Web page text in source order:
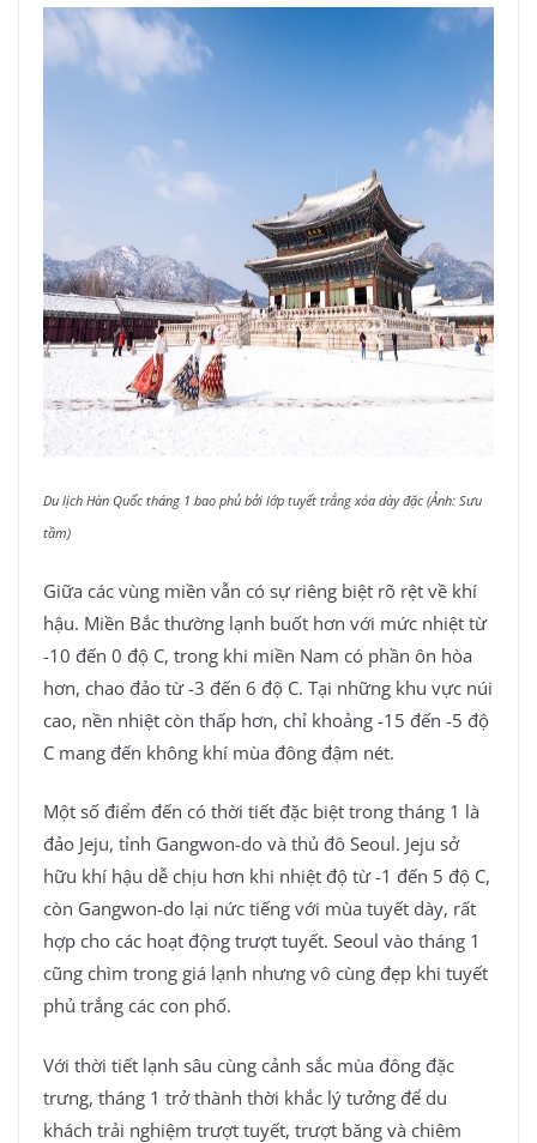
Du lịch Hàn Quốc tháng 1 bao phủ bởi lớp tuyết trắng xóa dày đặc (Ảnh: Sưu
tầm)
Giữa các vùng miền vẫn có sự riêng biệt rõ rệt về khí
hậu. Miền Bắc thường lạnh buốt hơn với mức nhiệt từ
-10 đến 0 độ C, trong khi miền Nam có phần ôn hòa
hơn, chao đảo từ -3 đến 6 độ C. Tại những khu vực núi
cao, nền nhiệt còn thấp hơn, chỉ khoảng -15 đến -5 độ
C mang đến không khí mùa đông đậm nét.
Một số điểm đến có thời tiết đặc biệt trong tháng 1 là
đảo Jeju, tỉnh Gangwon-do và thủ đô Seoul. Jeju sở
hữu khí hậu dễ chịu hơn khi nhiệt độ từ -1 đến 5 độ C,
còn Gangwon-do lại nức tiếng với mùa tuyết dày, rất
hợp cho các hoạt động trượt tuyết. Seoul vào tháng 1
cũng chìm trong giá lạnh nhưng vô cùng đẹp khi tuyết
phủ trắng các con phố.
Với thời tiết lạnh sâu cùng cảnh sắc mùa đông đặc
trưng, tháng 1 trở thành thời khắc lý tưởng để du
khách trải nghiệm trượt tuyết, trượt băng và chiêm